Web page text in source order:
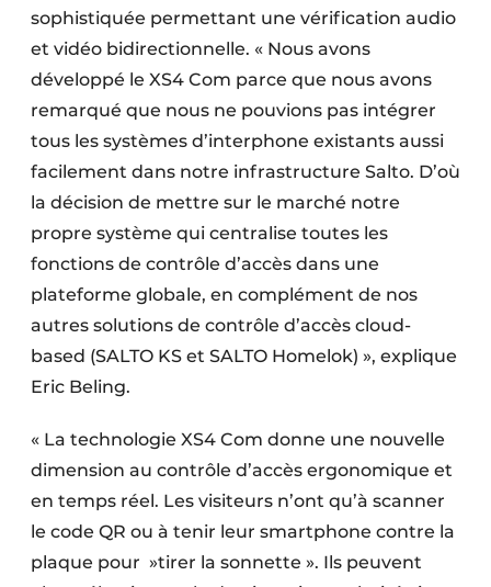
sophistiquée permettant une vérification audio
et vidéo bidirectionnelle. « Nous avons
développé le XS4 Com parce que nous avons
remarqué que nous ne pouvions pas intégrer
tous les systèmes d’interphone existants aussi
facilement dans notre infrastructure Salto. D’où
la décision de mettre sur le marché notre
propre système qui centralise toutes les
fonctions de contrôle d’accès dans une
plateforme globale, en complément de nos
autres solutions de contrôle d’accès cloud-
based (SALTO KS et SALTO Homelok) », explique
Eric Beling.
« La technologie XS4 Com donne une nouvelle
dimension au contrôle d’accès ergonomique et
en temps réel. Les visiteurs n’ont qu’à scanner
le code QR ou à tenir leur smartphone contre la
plaque pour »tirer la sonnette ». Ils peuvent